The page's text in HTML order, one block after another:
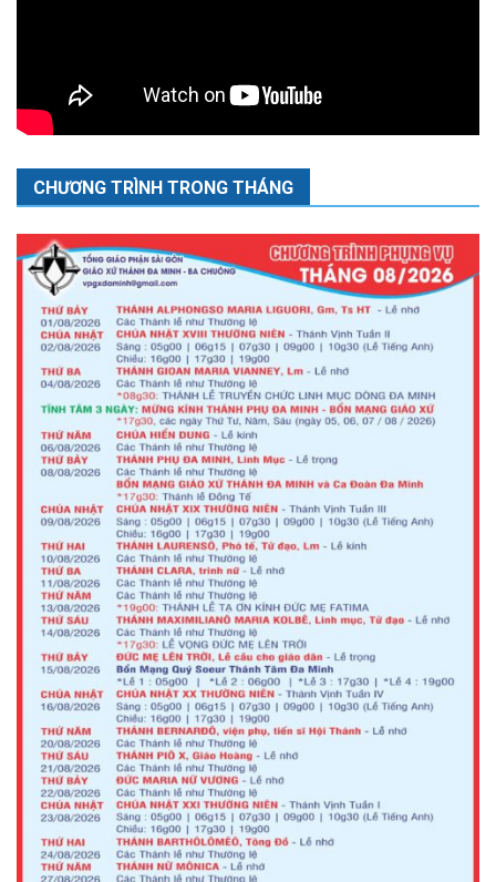
CHƯƠNG TRÌNH TRONG THÁNG